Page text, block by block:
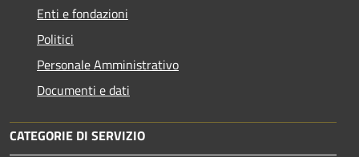
Enti e fondazioni
Politici
Personale Amministrativo
Documenti e dati
CATEGORIE DI SERVIZIO